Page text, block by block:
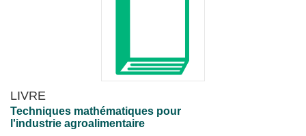
LIVRE
Techniques mathématiques pour
l'industrie agroalimentaire